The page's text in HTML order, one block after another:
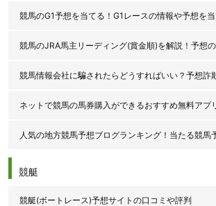
競馬のG1予想を当てる！G1レースの情報や予想を
競馬のJRA馬主リーディング(賞金順)を解説！予想
ネットで競馬の馬券購入ができるおすすめ無料アプ
競艇
競艇(ボートレース)予想サイトの口コミや評判